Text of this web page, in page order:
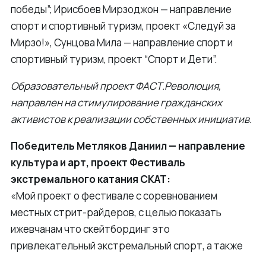
победы”; Ирисбоев Мирзоджон — направление
спорт и спортивный туризм, проект «Следуй за
Мирзо!», Сунцова Мила — направление спорт и
спортивный туризм, проект “Спорт и Дети”.
Образовательный проект ФАСТ.Революция,
направлен на стимулирование гражданских
активистов к реализации собственных инициатив.
Победитель Метляков Даниил — направление
культура и арт, проект Фестиваль
экстремального катания СКАТ:
«Мой проект о фестивале с соревнованием
местных стрит-райдеров, с целью показать
ижевчанам что скейтбординг это
привлекательный экстремальный спорт, а также